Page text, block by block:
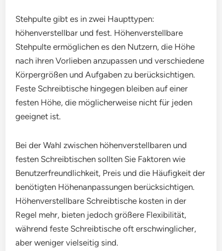
Stehpulte gibt es in zwei Haupttypen:
höhenverstellbar und fest. Höhenverstellbare
Stehpulte ermöglichen es den Nutzern, die Höhe
nach ihren Vorlieben anzupassen und verschiedene
Körpergrößen und Aufgaben zu berücksichtigen.
Feste Schreibtische hingegen bleiben auf einer
festen Höhe, die möglicherweise nicht für jeden
geeignet ist.
Bei der Wahl zwischen höhenverstellbaren und
festen Schreibtischen sollten Sie Faktoren wie
Benutzerfreundlichkeit, Preis und die Häufigkeit der
benötigten Höhenanpassungen berücksichtigen.
Höhenverstellbare Schreibtische kosten in der
Regel mehr, bieten jedoch größere Flexibilität,
während feste Schreibtische oft erschwinglicher,
aber weniger vielseitig sind.